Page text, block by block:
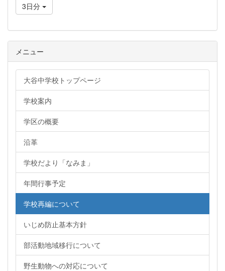
3日分
メニュー
大谷中学校トップページ
学校案内
学区の概要
沿革
学校だより「なみま」
年間行事予定
学校再編について
いじめ防止基本方針
部活動地域移行について
野生動物への対応について